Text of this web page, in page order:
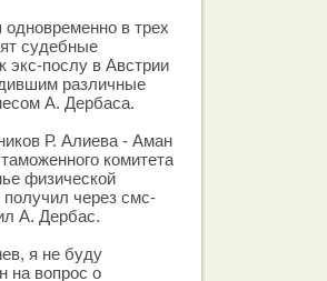
в трех
судебные
экс-послу в Австрии
различные
А. Дербаса.
Р. Алиева - Аман
комитета
физической
через смс-
А. Дербас.
я не буду
на вопрос о